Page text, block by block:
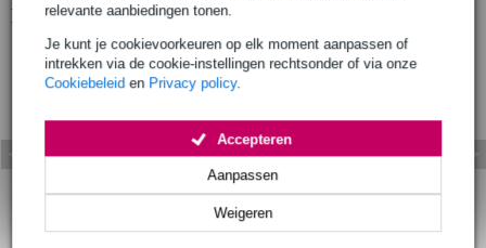
relevante aanbiedingen tonen.
Je kunt je cookievoorkeuren op elk moment aanpassen of
intrekken via de cookie-instellingen rechtsonder of via onze
Cookiebeleid en Privacy policy.
Weigeren
Aanpassen
Accepteren
Bekijk ook eens (2)